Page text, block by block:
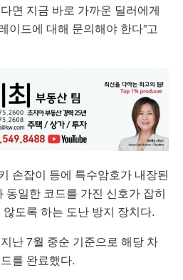
면 지금 바로 가까운 딜러에게
이드에 대해 문의해야 한다”고
손잡이 등에 특수암호가 내장된
동일한 코드를 가진 신호가 잡히
도록 하는 도난 방지 장치다.
난 7월 중순 기준으로 해당 차
를 완료했다.